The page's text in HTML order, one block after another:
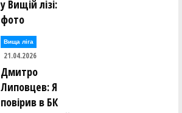
у Вищій лізі:
фото
Вища лiга
21.04.2026
Дмитро
Липовцев: Я
повірив в БК